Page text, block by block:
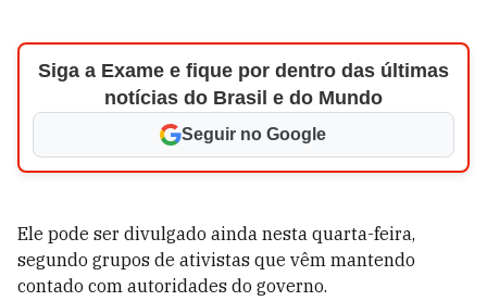
Siga a Exame e fique por dentro das últimas
notícias do Brasil e do Mundo
Seguir no Google
Ele pode ser divulgado ainda nesta quarta-feira,
segundo grupos de ativistas que vêm mantendo
contado com autoridades do governo.